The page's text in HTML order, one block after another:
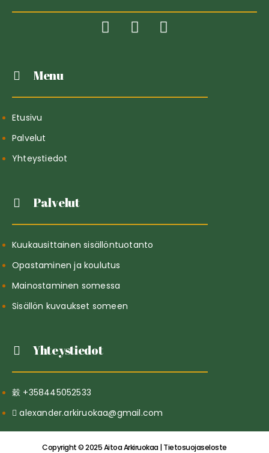
Menu
Etusivu
Palvelut
Yhteystiedot
Palvelut
Kuukausittainen sisällöntuotanto
Opastaminen ja koulutus
Mainostaminen somessa
Sisällön kuvaukset someen
Yhteystiedot
+358445052533
alexander.arkiruokaa@gmail.com
Copyright © 2025 Aitoa Arkiruokaa | Tietosuojaseloste